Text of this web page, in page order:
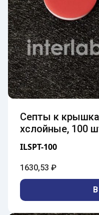
Септы к
хслойные, 100
ILSPT-100
1630,53 ₽